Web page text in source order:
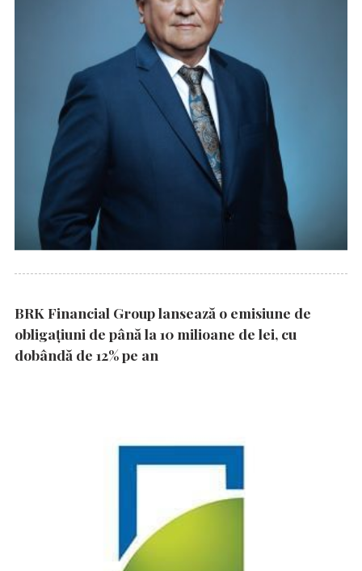
BRK Financial Group lansează o emisiune de
obligațiuni de până la 10 milioane de lei, cu
dobândă de 12% pe an